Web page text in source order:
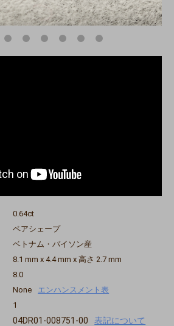
0.64ct
ペアシェープ
ベトナム・バイソン産
8.1 mm x 4.4 mm x 高さ 2.7 mm
8.0
None
エンハンスメント表
1
04DR01-008751-00
表記について